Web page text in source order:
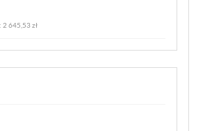
2 645,53 zł